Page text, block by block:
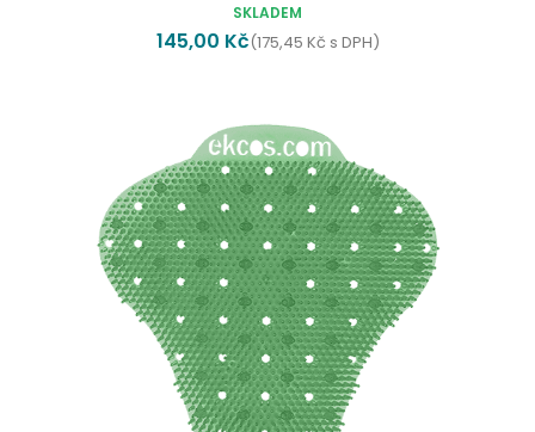
SKLADEM
145,00 Kč(175,45 Kč s DPH)